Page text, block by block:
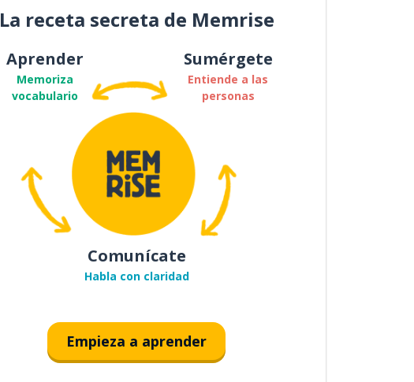
La receta secreta de Memrise
Aprender
Memoriza
vocabulario
Sumérgete
Entiende a las
personas
Comunícate
Habla con claridad
Empieza a aprender